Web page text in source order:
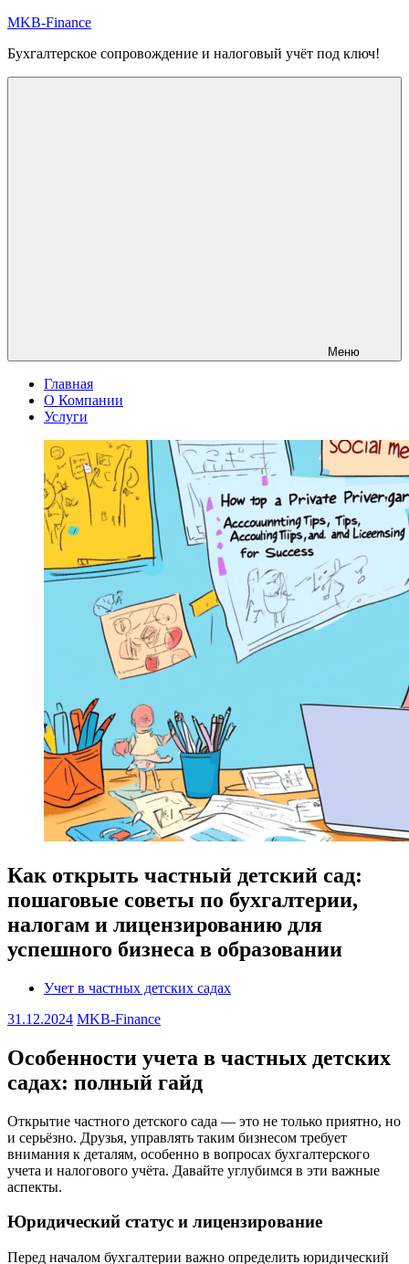
Перейти
содержимому
MKB-Finance
Бухгалтерское сопровождение и налоговый учёт под ключ!
Меню
Главная
О Компании
Услуги
Как открыть частный детский сад:
пошаговые советы по бухгалтерии,
налогам и лицензированию для
успешного бизнеса в образовании
Учет в частных детских садах
31.12.2024 MKB-Finance
Особенности учета в частных детских
садах: полный гайд
Открытие частного детского сада — это не только приятно, но
и серьёзно. Друзья, управлять таким бизнесом требует
внимания к деталям, особенно в вопросах бухгалтерского
учета и налогового учёта. Давайте углубимся в эти важные
аспекты.
Юридический статус и лицензирование
Перед началом бухгалтерии важно определить юридический